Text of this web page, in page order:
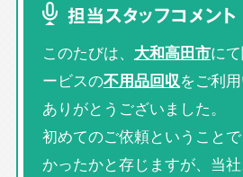
担当スタッフコメント
このたびは、 大和高田市に
ービスの不用品回収をご利
ありがとうございました。
初めてのご依頼ということ
かったかと存じますが、当